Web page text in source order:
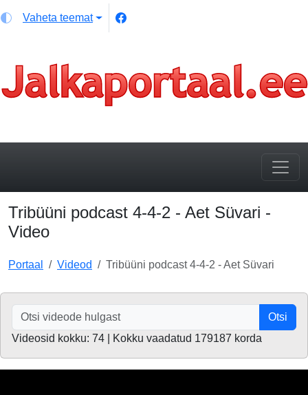
Vaheta teemat
Tribüüni podcast 4-4-2 - Aet Süvari -
Video
Portaal Videod Tribüüni podcast 4-4-2 - Aet Süvari
Otsi
Videosid kokku: 74 | Kokku vaadatud 179187 korda